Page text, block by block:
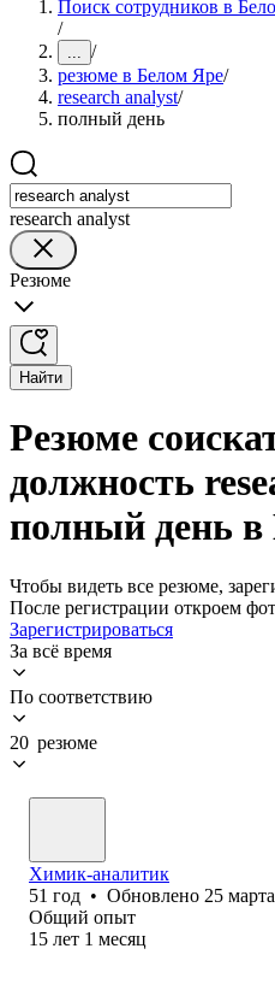
Поиск сотрудников в
/
... /
резюме в Белом Яре/
research analyst/
полный день
research analyst
Резюме
Найти
Резюме
должность
полный день
Чтобы видеть все резюме,
После регистрации откроем
Зарегистрироваться
За всё время
По соответствию
20 резюме
Химик-аналитик
51 год • Обновлено 25
Общий опыт
15 лет 1 месяц